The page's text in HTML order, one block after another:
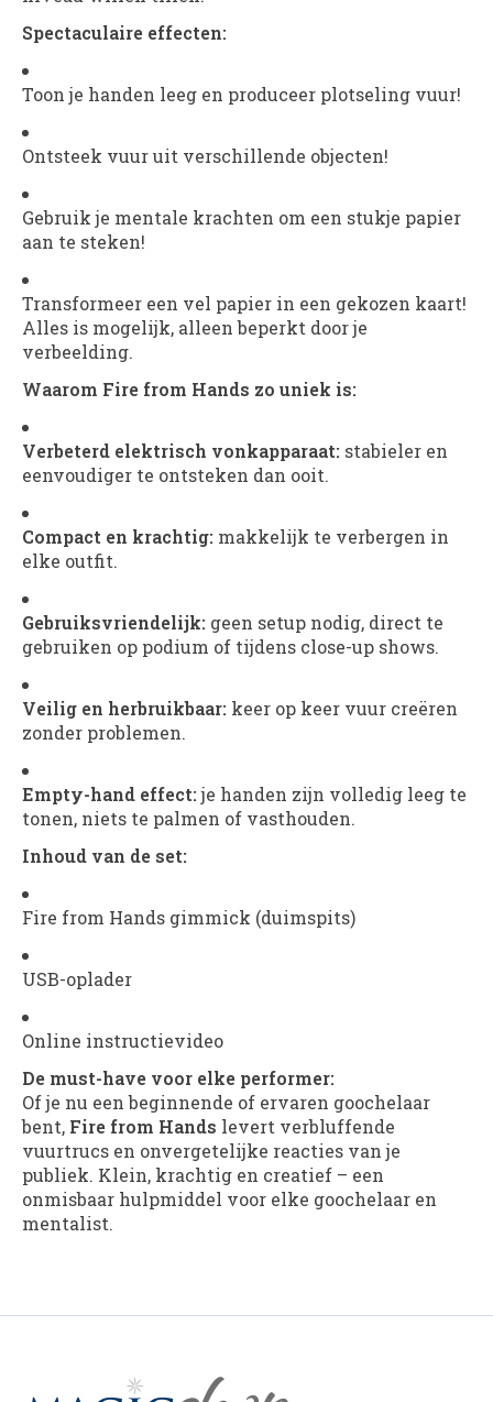
Spectaculaire effecten:
Toon je handen leeg en produceer plotseling vuur!
Ontsteek vuur uit verschillende objecten!
Gebruik je mentale krachten om een stukje papier
aan te steken!
Transformeer een vel papier in een gekozen kaart!
Alles is mogelijk, alleen beperkt door je
verbeelding.
Waarom Fire from Hands zo uniek is:
Verbeterd elektrisch vonkapparaat: stabieler en
eenvoudiger te ontsteken dan ooit.
Compact en krachtig: makkelijk te verbergen in
elke outfit.
Gebruiksvriendelijk: geen setup nodig, direct te
gebruiken op podium of tijdens close-up shows.
Veilig en herbruikbaar: keer op keer vuur creëren
zonder problemen.
Empty-hand effect:je handen zijn volledig leeg te
tonen, niets te palmen of vasthouden.
Inhoud van de set:
Fire from Hands gimmick (duimspits)
USB-oplader
Online instructievideo
De must-have voor elke performer:
Of je nu een beginnende of ervaren goochelaar
bent, Fire from Hands levert verbluffende
vuurtrucs en onvergetelijke reacties van je
publiek. Klein, krachtig en creatief – een
onmisbaar hulpmiddel voor elke goochelaar en
mentalist.